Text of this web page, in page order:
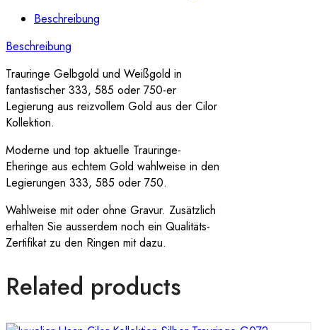
Beschreibung
Beschreibung
Trauringe Gelbgold und Weißgold in
fantastischer 333, 585 oder 750-er
Legierung aus reizvollem Gold aus der Cilor
Kollektion.
Moderne und top aktuelle Trauringe-
Eheringe aus echtem Gold wahlweise in den
Legierungen 333, 585 oder 750.
Wahlweise mit oder ohne Gravur. Zusätzlich
erhalten Sie ausserdem noch ein Qualitäts-
Zertifikat zu den Ringen mit dazu.
Related products